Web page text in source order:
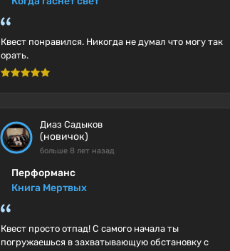
Квест понравился. Никогда не думал что могу так
орать.
Диаз Садыков
(новичок)
больше 8 лет назад
Перформанс
Книга Мертвых
Квест просто отпад! С самого начала ты
погружаешься в захватывающую обстановку с